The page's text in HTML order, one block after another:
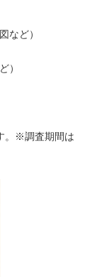
など）
）
。※調査期間は